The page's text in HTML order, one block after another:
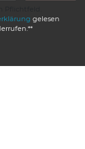
gelesen